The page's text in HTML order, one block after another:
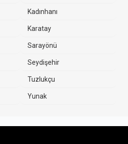
Kadınhanı
Karatay
Sarayönü
Seydişehir
Tuzlukçu
Yunak